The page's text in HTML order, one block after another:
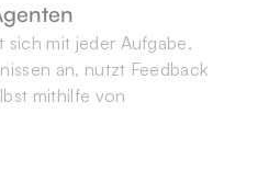
sich mit jeder Aufgabe,
an, nutzt Feedback
mithilfe von
Sie Bestellnummer,
Sie Bestellnummer,